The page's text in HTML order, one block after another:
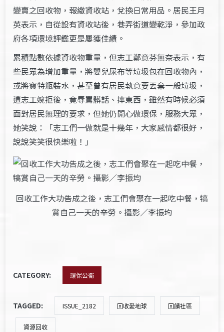
變賣之回收物，報繳資收站，兌換日常用品。居民王月
英表示，自從設有資收站後，巷弄街道變乾淨，參加政
府各項環境評鑑更是屢獲佳績。
累積點數依據資收物重量，但志工鄭意芬無奈表示，有
些民眾為增加重量，將嬰兒尿布等垃圾包在回收物內，
或將寶特瓶裝水，甚至曾有居民執意要丟棄一般垃圾，
遭志工婉拒後，竟辱罵髒話、摔東西，雖然有時候必須
面對居民無理的要求，但她仍開心做環保，服務大眾，
她笑說：「志工們一做就是十幾年，大家感情都很好，
說說笑笑很快樂啦！」
回收工作大功告成之後，志工們會聚在一起吃中餐，犒
賞自己一天的辛勞。攝影／李振均
CATEGORY: 環保公衛
TAGGED: ISSUE_2182 回收愛地球 回饋社區
資源回收